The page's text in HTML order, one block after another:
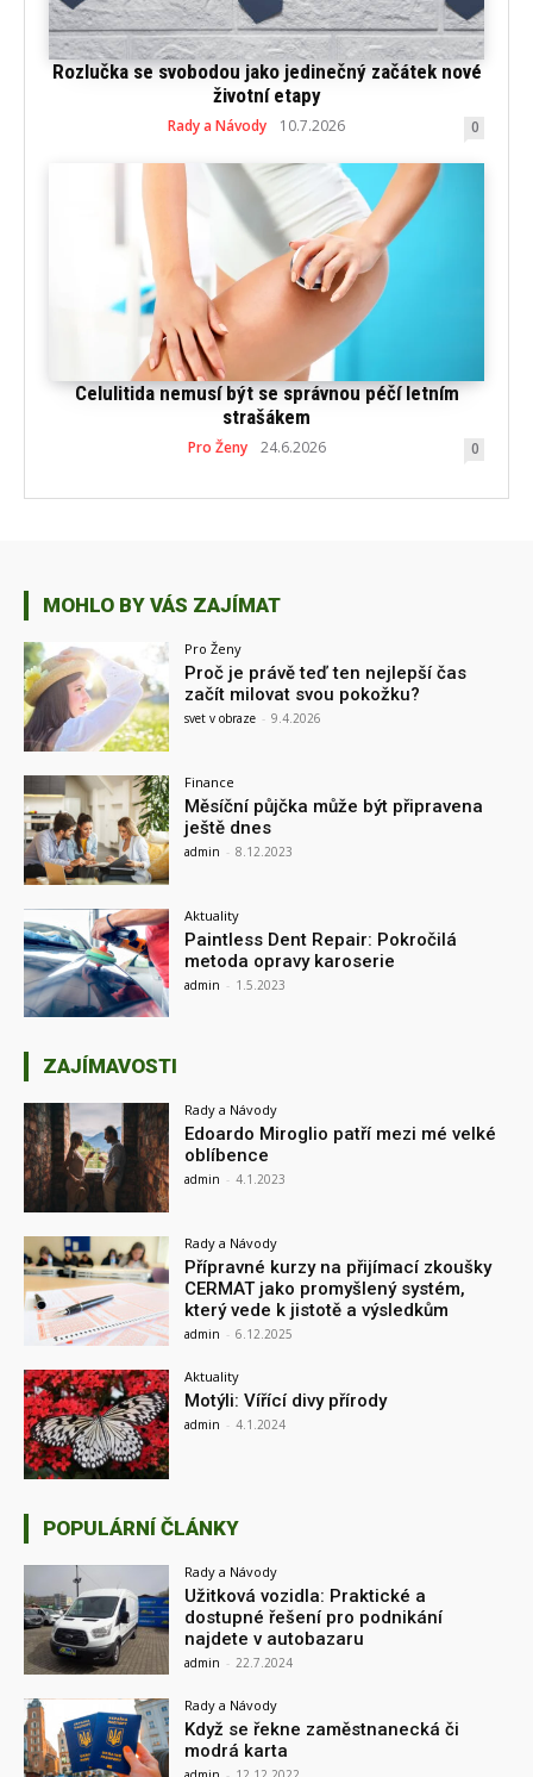
Rozlučka se svobodou jako jedinečný začátek nové
životní etapy
Rady a Návody 10.7.2026 0
Celulitida nemusí být se správnou péčí letním
strašákem
Pro Ženy 24.6.2026 0
MOHLO BY VÁS ZAJÍMAT
Pro Ženy
Proč je právě teď ten nejlepší čas
začít milovat svou pokožku?
svet v obraze - 9.4.2026
Finance
Měsíční půjčka může být připravena
ještě dnes
admin - 8.12.2023
Aktuality
Paintless Dent Repair: Pokročilá
metoda opravy karoserie
admin - 1.5.2023
ZAJÍMAVOSTI
Rady a Návody
Edoardo Miroglio patří mezi mé velké
oblíbence
admin - 4.1.2023
Rady a Návody
Přípravné kurzy na přijímací zkoušky
CERMAT jako promyšlený systém,
který vede k jistotě a výsledkům
admin - 6.12.2025
Aktuality
Motýli: Vířící divy přírody
admin - 4.1.2024
POPULÁRNÍ ČLÁNKY
Rady a Návody
Užitková vozidla: Praktické a
dostupné řešení pro podnikání
najdete v autobazaru
admin - 22.7.2024
Rady a Návody
Když se řekne zaměstnanecká či
modrá karta